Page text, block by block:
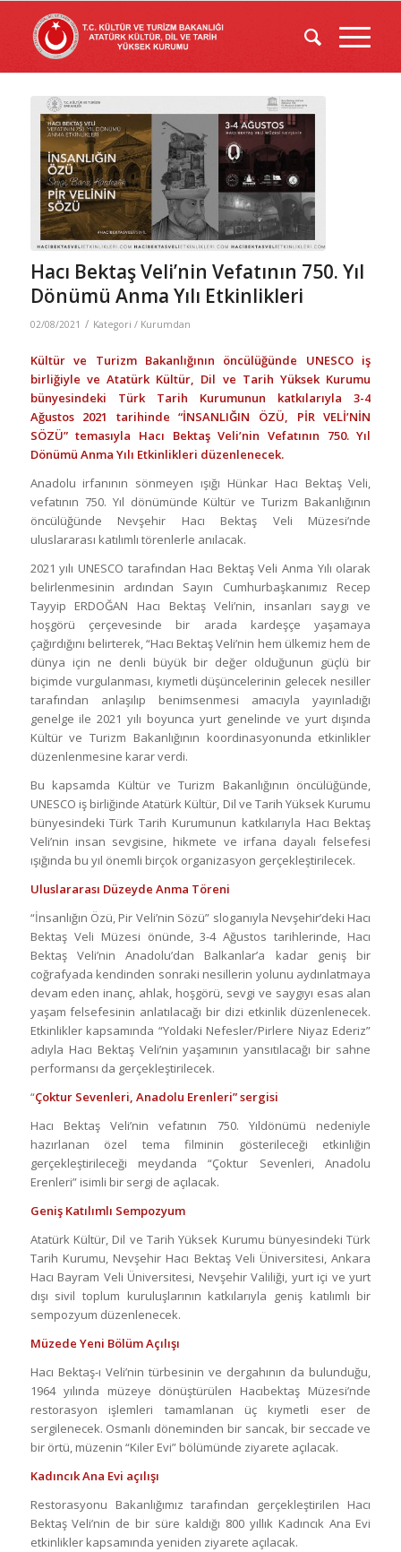
Hacı Bektaş Veli’nin Vefatının 750. Yıl
Dönümü Anma Yılı Etkinlikleri
02/08/2021 / Kategori / Kurumdan
Kültür ve Turizm Bakanlığının öncülüğünde UNESCO iş
birliğiyle ve Atatürk Kültür, Dil ve Tarih Yüksek Kurumu
bünyesindeki Türk Tarih Kurumunun katkılarıyla 3-4
Ağustos 2021 tarihinde “İNSANLIĞIN ÖZÜ, PİR VELİ’NİN
SÖZÜ” temasıyla Hacı Bektaş Veli’nin Vefatının 750. Yıl
Dönümü Anma Yılı Etkinlikleri düzenlenecek.
Anadolu irfanının sönmeyen ışığı Hünkar Hacı Bektaş Veli,
vefatının 750. Yıl dönümünde Kültür ve Turizm Bakanlığının
öncülüğünde Nevşehir Hacı Bektaş Veli Müzesi’nde
uluslararası katılımlı törenlerle anılacak.
2021 yılı UNESCO tarafından Hacı Bektaş Veli Anma Yılı olarak
belirlenmesinin ardından Sayın Cumhurbaşkanımız Recep
Tayyip ERDOĞAN Hacı Bektaş Veli’nin, insanları saygı ve
hoşgörü çerçevesinde bir arada kardeşçe yaşamaya
çağırdığını belirterek, “Hacı Bektaş Veli’nin hem ülkemiz hem de
dünya için ne denli büyük bir değer olduğunun güçlü bir
biçimde vurgulanması, kıymetli düşüncelerinin gelecek nesiller
tarafından anlaşılıp benimsenmesi amacıyla yayınladığı
genelge ile 2021 yılı boyunca yurt genelinde ve yurt dışında
Kültür ve Turizm Bakanlığının koordinasyonunda etkinlikler
düzenlenmesine karar verdi.
Bu kapsamda Kültür ve Turizm Bakanlığının öncülüğünde,
UNESCO iş birliğinde Atatürk Kültür, Dil ve Tarih Yüksek Kurumu
bünyesindeki Türk Tarih Kurumunun katkılarıyla Hacı Bektaş
Veli’nin insan sevgisine, hikmete ve irfana dayalı felsefesi
ışığında bu yıl önemli birçok organizasyon gerçekleştirilecek.
Uluslararası Düzeyde Anma Töreni
“İnsanlığın Özü, Pir Veli’nin Sözü” sloganıyla Nevşehir’deki Hacı
Bektaş Veli Müzesi önünde, 3-4 Ağustos tarihlerinde, Hacı
Bektaş Veli’nin Anadolu’dan Balkanlar’a kadar geniş bir
coğrafyada kendinden sonraki nesillerin yolunu aydınlatmaya
devam eden inanç, ahlak, hoşgörü, sevgi ve saygıyı esas alan
yaşam felsefesinin anlatılacağı bir dizi etkinlik düzenlenecek.
Etkinlikler kapsamında “Yoldaki Nefesler/Pirlere Niyaz Ederiz”
adıyla Hacı Bektaş Veli’nin yaşamının yansıtılacağı bir sahne
performansı da gerçekleştirilecek.
“Çoktur Sevenleri, Anadolu Erenleri” sergisi
Hacı Bektaş Veli’nin vefatının 750. Yıldönümü nedeniyle
hazırlanan özel tema filminin gösterileceği etkinliğin
gerçekleştirileceği meydanda “Çoktur Sevenleri, Anadolu
Erenleri” isimli bir sergi de açılacak.
Geniş Katılımlı Sempozyum
Atatürk Kültür, Dil ve Tarih Yüksek Kurumu bünyesindeki Türk
Tarih Kurumu, Nevşehir Hacı Bektaş Veli Üniversitesi, Ankara
Hacı Bayram Veli Üniversitesi, Nevşehir Valiliği, yurt içi ve yurt
dışı sivil toplum kuruluşlarının katkılarıyla geniş katılımlı bir
sempozyum düzenlenecek.
Müzede Yeni Bölüm Açılışı
Hacı Bektaş-ı Veli’nin türbesinin ve dergahının da bulunduğu,
1964 yılında müzeye dönüştürülen Hacıbektaş Müzesi’nde
restorasyon işlemleri tamamlanan üç kıymetli eser de
sergilenecek. Osmanlı döneminden bir sancak, bir seccade ve
bir örtü, müzenin “Kiler Evi” bölümünde ziyarete açılacak.
Kadıncık Ana Evi açılışı
Restorasyonu Bakanlığımız tarafından gerçekleştirilen Hacı
Bektaş Veli’nin de bir süre kaldığı 800 yıllık Kadıncık Ana Evi
etkinlikler kapsamında yeniden ziyarete açılacak.